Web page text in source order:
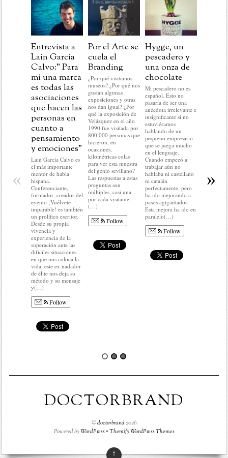
Entrevista a
Lain García
Calvo:” Para
mí una marca
es todas las
asociaciones
que hacen las
personas en
cuanto a
pensamiento
y emociones”
Lain García Calvo es
el más importante
mentor de habla
hispana.
Conferenciante,
formador, creador del
evento ¡Vuélvete
imparable! es también
un prolífico escritor.
Desde su propia
vivencia y
experiencia de la
superación ante las
difíciles situaciones
en que nos coloca la
vida, este ex nadador
de élite nos deja su
método y su mensaje
y(…)
Follow
Por el Arte se
cuela el
Branding
¿Por qué visitamos
museos? ¿Por qué nos
gustan algunas
exposiciones y otras
nos dan igual? ¿Por
qué la exposición de
Velázquez en el año
1990 fue visitada por
800.000 personas que
hicieron, en
ocasiones,
kilométricas colas
para ver esta muestra
del genio sevillano?
Las respuestas a estas
preguntas son
múltiples, casi una
por cada visitante,
(…)
Follow
Hygge, un
pescadero y
una onza de
chocolate
Mi pescadero no es
español. Esto no
pasaría de ser una
anécdota irrelevante e
insignificante si no
estuviéramos
hablando de un
pequeño empresario
que se juega mucho
en el lenguaje.
Cuando empezó a
trabajar aún no
hablaba ni castellano
ni catalán
perfectamente, pero
ha ido mejorando a
pasos agigantados.
Esta mejora ha ido en
paralelo(…)
Follow
llegar.
no voy a
« »
DOCTORBRAND
©doctorbrand2026
Powered byWordPress•Themify WordPress Themes
↑